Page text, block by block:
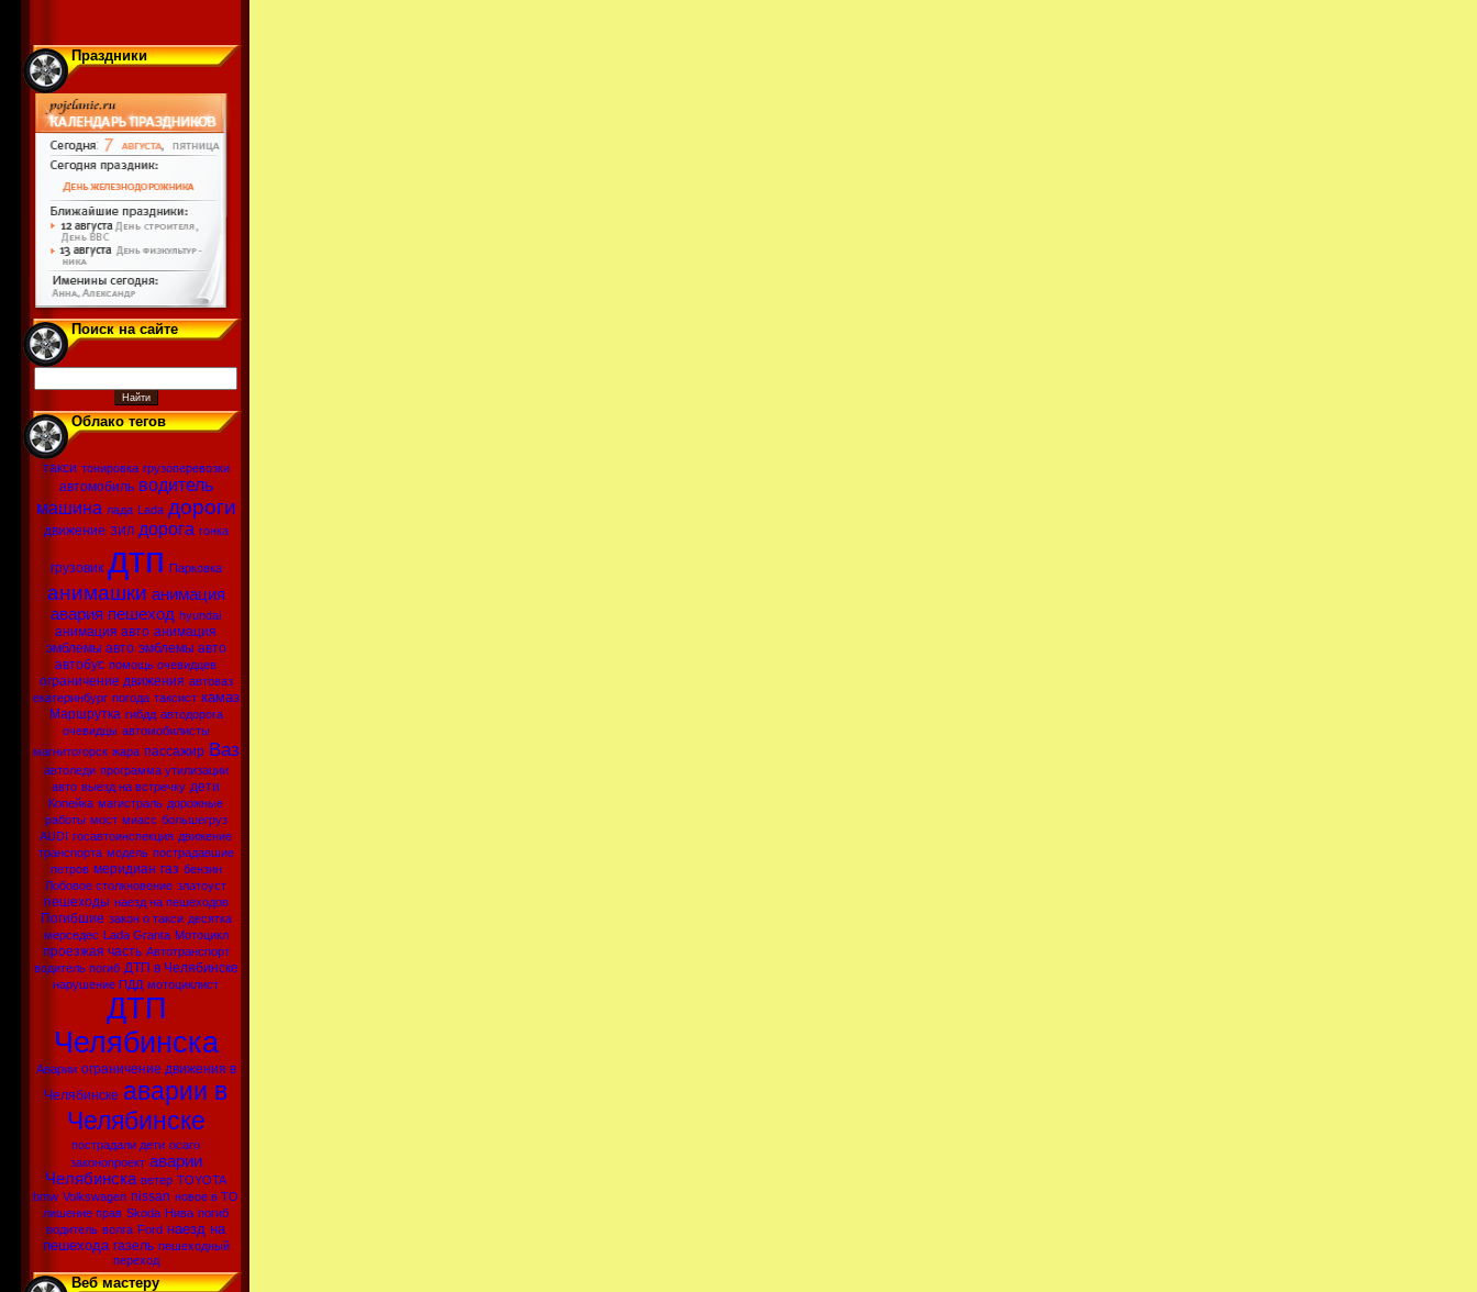
Праздники
Поиск на сайте
Облако тегов
такси тонировка грузоперевозки
автомобиль водитель
машина лада Lada дороги
движение ЗИЛ дорога гонка
грузовик дтп Парковка
анимашки анимация
авария пешеход hyundai
анимация авто анимация
эмблемы авто эмблемы авто
автобус помощь очевидцев
ограничение движения автоваз
екатеринбург погода таксист камаз
Маршрутка гибдд автодорога
очевидцы автомобилисты
магнитогорск жара пассажир Ваз
автоледи программа утилизации
авто выезд на встречку дети
Копейка магистраль дорожные
работы мост миасс большегруз
AUDI госавтоинспекция движение
транспорта модель пострадавшие
петров меридиан газ бензин
Лобовое столкновение златоуст
пешеходы наезд на пешеходов
Погибшие закон о такси десятка
мерседес Lada Granta Мотоцикл
проезжая часть Автотранспорт
водитель погиб ДТП в Челябинске
нарушение ПДД мотоциклист
ДТП
Челябинска
Аварии ограничение движения в
Челябинске аварии в
Челябинске
пострадали дети осаго
законопроект аварии
Челябинска ветер TOYOTA
bmw Volkswagen nissan новое в ТО
лишение прав Skoda Нива погиб
водитель волга Ford наезд на
пешехода газель пешеходный
переход
Веб мастеру